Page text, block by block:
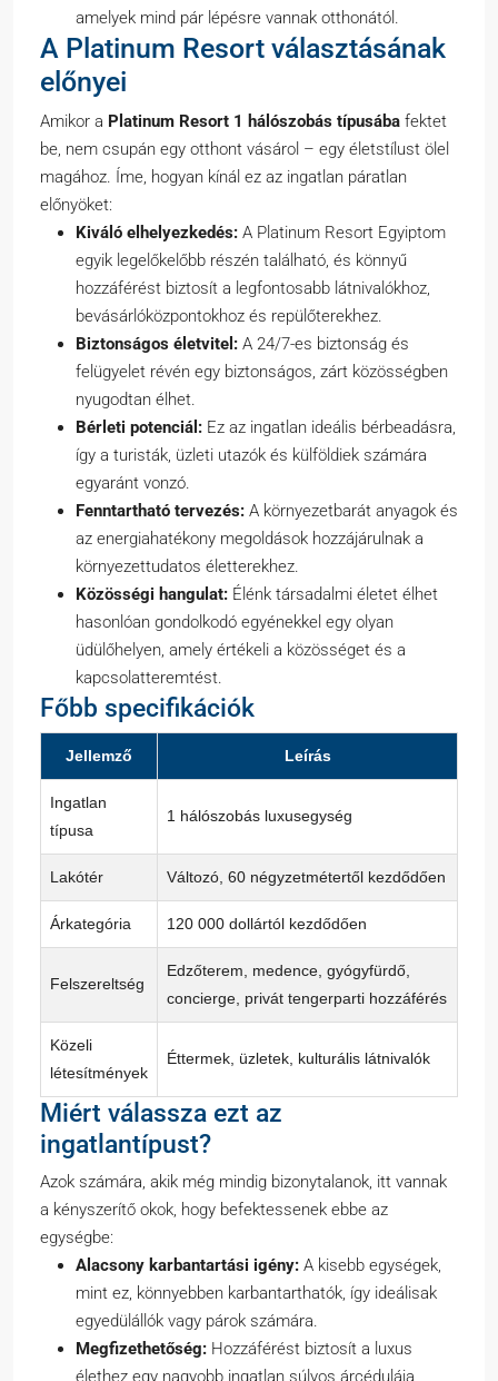
amelyek mind pár lépésre vannak otthonától.
A Platinum Resort választásának
előnyei
Amikor a Platinum Resort 1 hálószobás típusába fektet
be, nem csupán egy otthont vásárol – egy életstílust ölel
magához. Íme, hogyan kínál ez az ingatlan páratlan
előnyöket:
Kiváló elhelyezkedés: A Platinum Resort Egyiptom
egyik legelőkelőbb részén található, és könnyű
hozzáférést biztosít a legfontosabb látnivalókhoz,
bevásárlóközpontokhoz és repülőterekhez.
Biztonságos életvitel: A 24/7-es biztonság és
felügyelet révén egy biztonságos, zárt közösségben
nyugodtan élhet.
Bérleti potenciál: Ez az ingatlan ideális bérbeadásra,
így a turisták, üzleti utazók és külföldiek számára
egyaránt vonzó.
Fenntartható tervezés: A környezetbarát anyagok és
az energiahatékony megoldások hozzájárulnak a
környezettudatos életterekhez.
Közösségi hangulat: Élénk társadalmi életet élhet
hasonlóan gondolkodó egyénekkel egy olyan
üdülőhelyen, amely értékeli a közösséget és a
kapcsolatteremtést.
Főbb specifikációk
Jellemző Leírás
Ingatlan
típusa
1 hálószobás luxusegység
Lakótér Változó, 60 négyzetmétertől kezdődően
Árkategória 120 000 dollártól kezdődően
Felszereltség
Edzőterem, medence, gyógyfürdő,
concierge, privát tengerparti hozzáférés
Közeli
létesítmények
Éttermek, üzletek, kulturális látnivalók
Miért válassza ezt az
ingatlantípust?
Azok számára, akik még mindig bizonytalanok, itt vannak
a kényszerítő okok, hogy befektessenek ebbe az
egységbe:
Alacsony karbantartási igény: A kisebb egységek,
mint ez, könnyebben karbantarthatók, így ideálisak
egyedülállók vagy párok számára.
Megfizethetőség: Hozzáférést biztosít a luxus
élethez egy nagyobb ingatlan súlyos árcédulája